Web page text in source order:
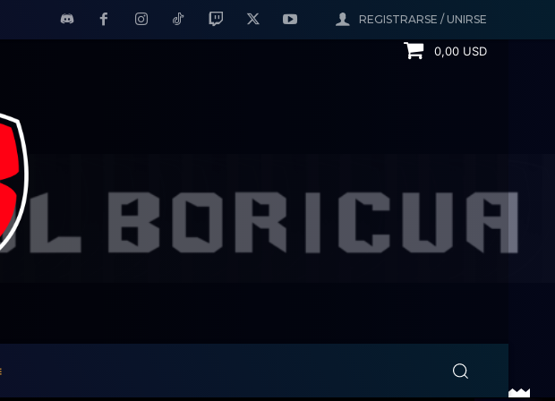
REGISTRARSE / UNIRSE
0,00 USD